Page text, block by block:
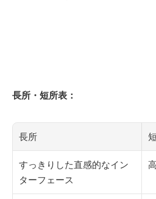
長所・短所表：
長所
すっきりした直感的なイン
ターフェース